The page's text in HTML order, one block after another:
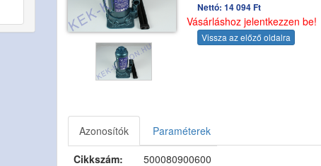
Nettó: 14 094 Ft
Vásárláshoz jelentkezzen be!
Vissza az előző oldalra
Azonosítók
Paraméterek
Cikkszám:
500080900600